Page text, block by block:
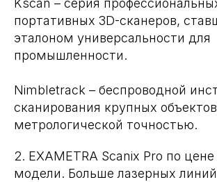
Kscan – серия
портативных 3D-сканеров,
эталоном универсальности для
промышленности.
Nimbletrack – беспроводной
сканирования крупных
метрологической точностью.
2. EXAMETRA Scanix Pro по цене
модели. Больше лазерных